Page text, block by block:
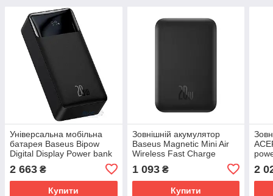
Універсальна мобільна
батарея Baseus Bipow
Digital Display Power bank
2 663 ₴
Купити
Зовнішній акумулятор
Baseus Magnetic Mini Air
Wireless Fast Charge
Power Bank 6000mAh 20W
Cluster Black（With Simple
Series
1 093₴
Купити
2